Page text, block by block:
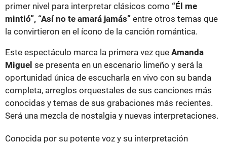
primer nivel para interpretar clásicos como “Él me
mintió”, “Así no te amará jamás” entre otros temas que
la convirtieron en el ícono de la canción romántica.
Este espectáculo marca la primera vez que Amanda
Miguel se presenta en un escenario limeño y será la
oportunidad única de escucharla en vivo con su banda
completa, arreglos orquestales de sus canciones más
conocidas y temas de sus grabaciones más recientes.
Será una mezcla de nostalgia y nuevas interpretaciones.
Conocida por su potente voz y su interpretación